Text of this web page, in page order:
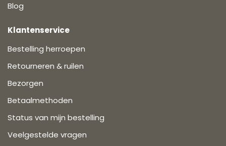
Blog
Klantenservice
Bestelling herroepen
Retourneren & ruilen
Bezorgen
Betaalmethoden
Status van mijn bestelling
Veelgestelde vragen